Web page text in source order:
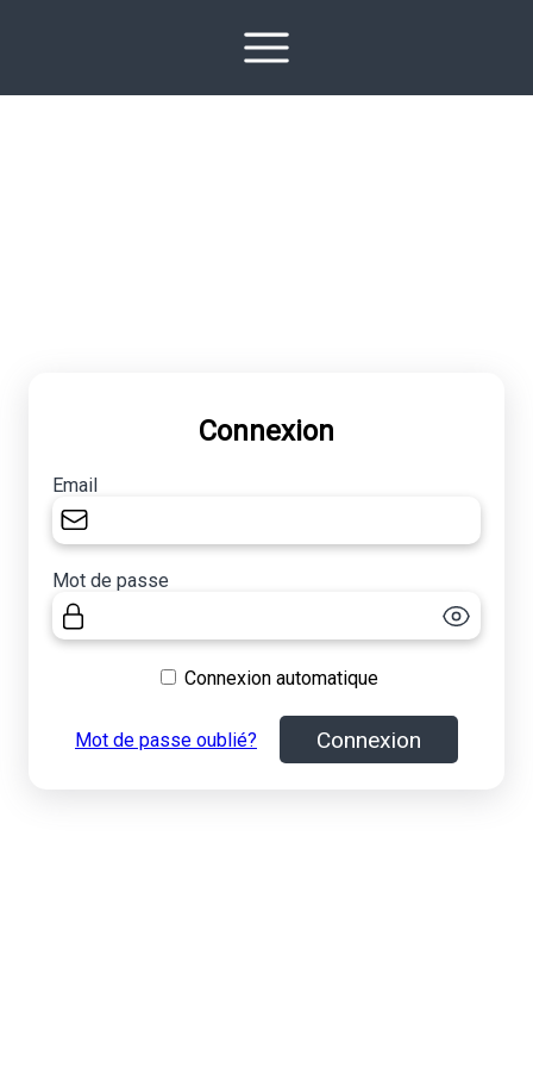
Connexion
Email
Mot de passe
Connexion automatique
Mot de passe oublié? Connexion